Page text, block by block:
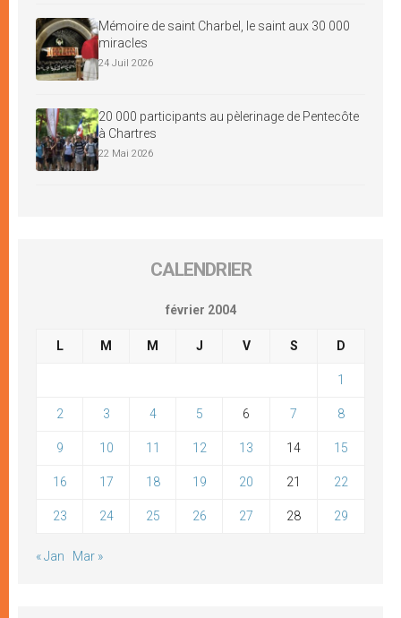
Mémoire de saint Charbel, le saint aux 30 000
miracles
24 Juil 2026
20 000 participants au pèlerinage de Pentecôte
à Chartres
22 Mai 2026
CALENDRIER
février 2004
L M M J V S D
1
2 3 4 5 6 7 8
9 10 11 12 13 14 15
16 17 18 19 20 21 22
23 24 25 26 27 28 29
« Jan Mar »